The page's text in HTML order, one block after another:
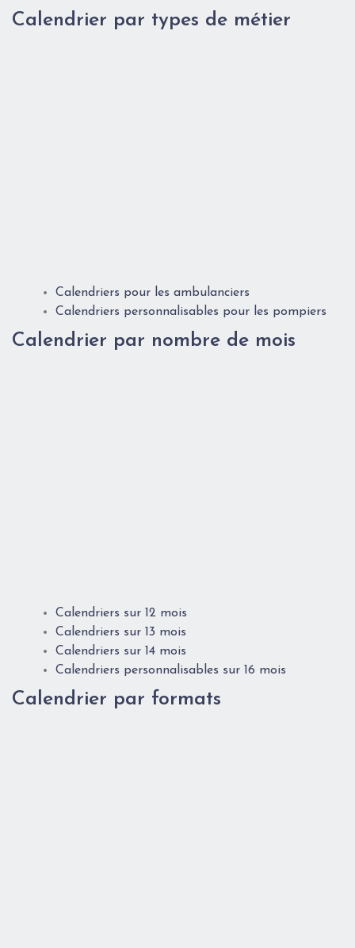
Calendrier par types de métier
Calendriers pour les ambulanciers
Calendriers personnalisables pour les pompiers
Calendrier par nombre de mois
Calendriers sur 12 mois
Calendriers sur 13 mois
Calendriers sur 14 mois
Calendriers personnalisables sur 16 mois
Calendrier par formats